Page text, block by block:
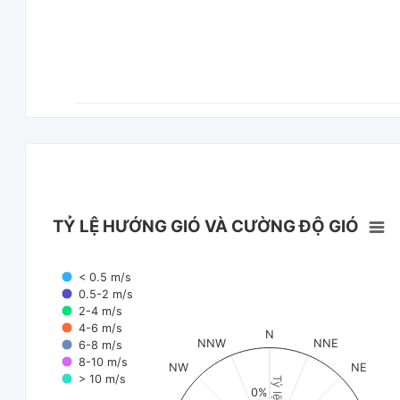
TỶ LỆ HƯỚNG GIÓ VÀ CƯỜNG ĐỘ GIÓ
< 0.5 m/s
0.5-2 m/s
2-4 m/s
4-6 m/s
6-8 m/s
8-10 m/s
> 10 m/s
N
NNE
NE
NW
NNW
0%